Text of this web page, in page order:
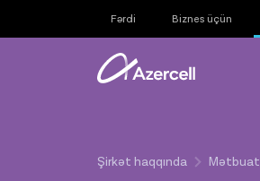
Fərdi Biznes üçün
Şirkət haqqında Mətbuat